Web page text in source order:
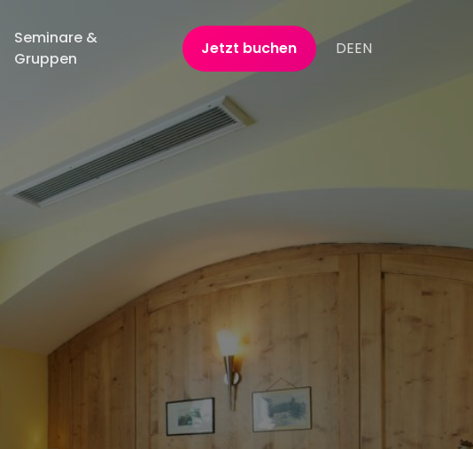
Seminare &
Gruppen
Jetzt buchen DEEN